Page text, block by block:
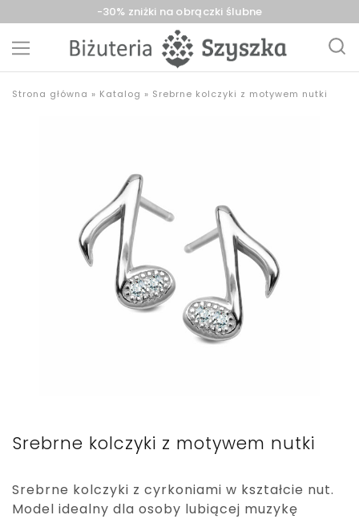
-30% zniżki na obrączki ślubne
Szyszka
z
Strona główna » Katalog » Srebrne kolczyki z motywem nutki
Srebrne kolczyki z motywem nutki
Srebrne kolczyki z cyrkoniami w kształcie nut.
Model idealny dla osoby lubiącej muzykę